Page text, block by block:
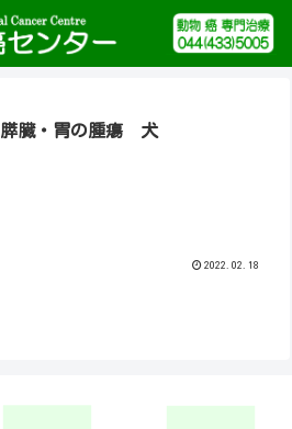
膵臓・胃の腫瘍 犬
2022.02.18